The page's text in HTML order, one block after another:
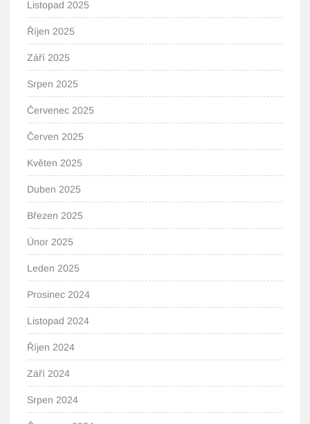
Listopad 2025
Říjen 2025
Září 2025
Srpen 2025
Červenec 2025
Červen 2025
Květen 2025
Duben 2025
Březen 2025
Únor 2025
Leden 2025
Prosinec 2024
Listopad 2024
Říjen 2024
Září 2024
Srpen 2024